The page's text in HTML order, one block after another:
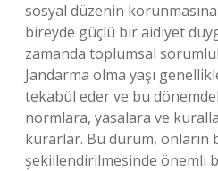
sosyal düzenin
bireyde güçlü bir aidiyet
zamanda toplumsal
Jandarma olma yaşı
tekabül eder ve bu
normlara, yasalara ve
kurarlar. Bu durum, onların
şekillendirilmesinde önemli